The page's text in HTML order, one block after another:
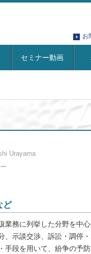
お
セミナー動画
Urayama
ど
業務に列挙した分野を中
、示談交渉、訴訟・調停
手段を用いて、紛争の予